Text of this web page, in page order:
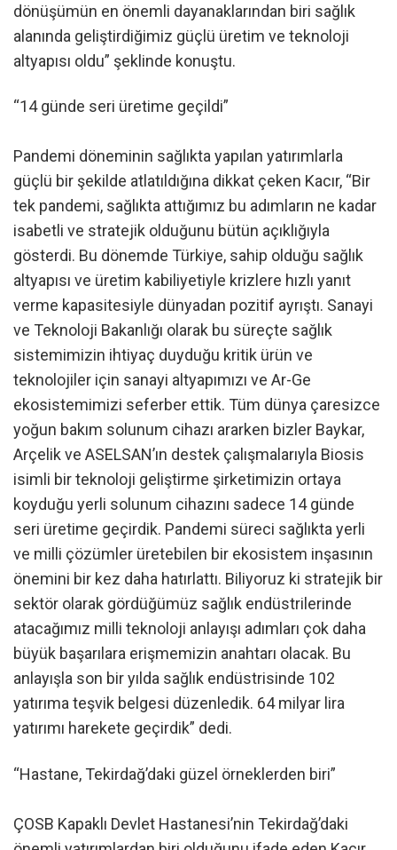
dönüşümün en önemli dayanaklarından biri sağlık
alanında geliştirdiğimiz güçlü üretim ve teknoloji
altyapısı oldu” şeklinde konuştu.
“14 günde seri üretime geçildi”
Pandemi döneminin sağlıkta yapılan yatırımlarla
güçlü bir şekilde atlatıldığına dikkat çeken Kacır, “Bir
tek pandemi, sağlıkta attığımız bu adımların ne kadar
isabetli ve stratejik olduğunu bütün açıklığıyla
gösterdi. Bu dönemde Türkiye, sahip olduğu sağlık
altyapısı ve üretim kabiliyetiyle krizlere hızlı yanıt
verme kapasitesiyle dünyadan pozitif ayrıştı. Sanayi
ve Teknoloji Bakanlığı olarak bu süreçte sağlık
sistemimizin ihtiyaç duyduğu kritik ürün ve
teknolojiler için sanayi altyapımızı ve Ar-Ge
ekosistemimizi seferber ettik. Tüm dünya çaresizce
yoğun bakım solunum cihazı ararken bizler Baykar,
Arçelik ve ASELSAN’ın destek çalışmalarıyla Biosis
isimli bir teknoloji geliştirme şirketimizin ortaya
koyduğu yerli solunum cihazını sadece 14 günde
seri üretime geçirdik. Pandemi süreci sağlıkta yerli
ve milli çözümler üretebilen bir ekosistem inşasının
önemini bir kez daha hatırlattı. Biliyoruz ki stratejik bir
sektör olarak gördüğümüz sağlık endüstrilerinde
atacağımız milli teknoloji anlayışı adımları çok daha
büyük başarılara erişmemizin anahtarı olacak. Bu
anlayışla son bir yılda sağlık endüstrisinde 102
yatırıma teşvik belgesi düzenledik. 64 milyar lira
yatırımı harekete geçirdik” dedi.
“Hastane, Tekirdağ’daki güzel örneklerden biri”
ÇOSB Kapaklı Devlet Hastanesi’nin Tekirdağ’daki